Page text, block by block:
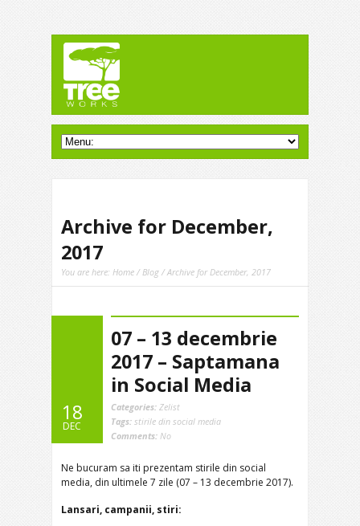
Archive for December,
2017
You are here: Home /Blog / Archive for December, 2017
18
DEC
07 – 13 decembrie
2017 – Saptamana
in Social Media
Categories: Zelist
Tags: stirile din social media
Comments: No
Ne bucuram sa iti prezentam stirile din social
media, din ultimele 7 zile (07 – 13 decembrie 2017).
Lansari, campanii, stiri: